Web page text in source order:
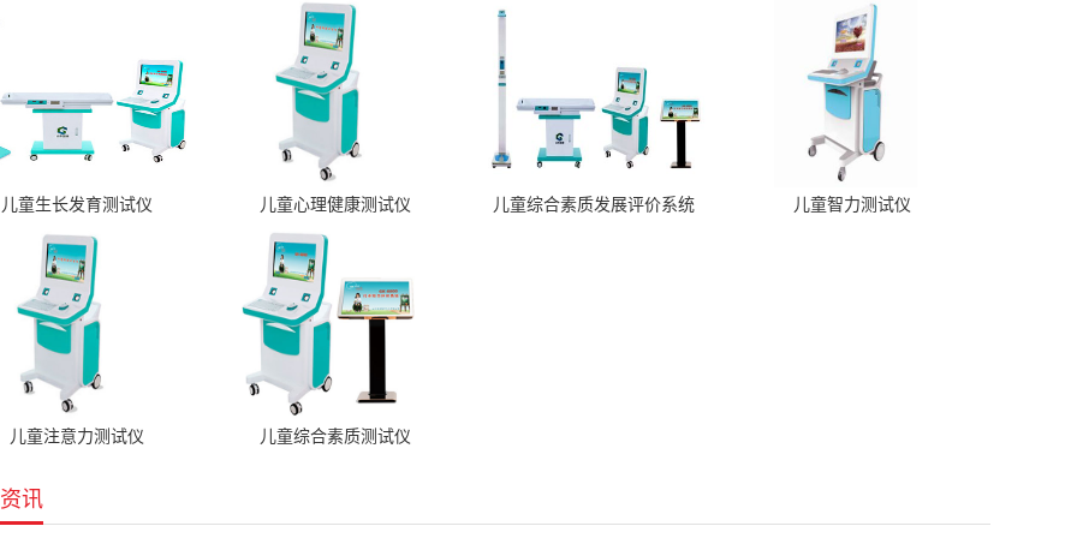
儿童生长发育测试仪 儿童心理健康测试仪 儿童综合素质发展评价系统 儿童智力测试仪
儿童注意力测试仪 儿童综合素质测试仪
讯